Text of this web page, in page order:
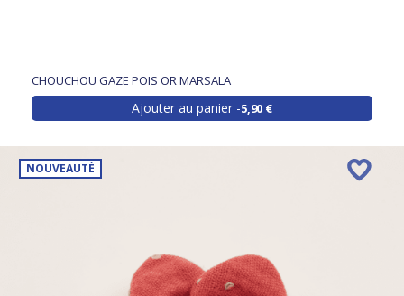
CHOUCHOU GAZE POIS OR MARSALA
Ajouter au panier 5,90 €
NOUVEAUTÉ